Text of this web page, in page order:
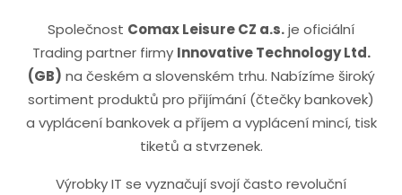
​Společnost Comax Leisure CZ a.s.je oficiální
Trading partner firmy Innovative Technology Ltd.
(GB) na českém a slovenském trhu. Nabízíme široký
sortiment produktů pro přijímání (čtečky bankovek)
a vyplácení bankovek a příjem a vyplácení mincí, tisk
tiketů a stvrzenek.
Výrobky IT se vyznačují svojí často revoluční